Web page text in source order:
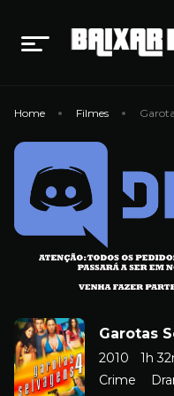
Home Filmes
Garotas
2010 1h
Crime